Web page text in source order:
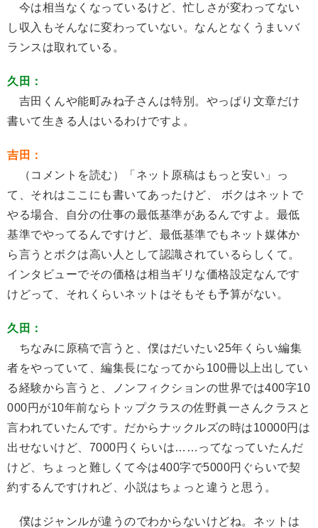
今は相当なくなっているけど、忙しさが変わってない
し収入もそんなに変わっていない。なんとなくうまいバ
ランスは取れている。
久田：
吉田くんや能町みね子さんは特別。やっぱり文章だけ
書いて生きる人はいるわけですよ。
吉田：
（コメントを読む）「ネット原稿はもっと安い」っ
て、それはここにも書いてあったけど、 ボクはネットで
やる場合、自分の仕事の最低基準があるんですよ。最低
基準でやってるんですけど、最低基準でもネット媒体か
ら言うとボクは高い人として認識されているらしくて。
インタビューでその価格は相当ギリな価格設定なんです
けどって、それくらいネットはそもそも予算がない。
久田：
ちなみに原稿で言うと、僕はだいたい25年くらい編集
者をやっていて、編集長になってから100冊以上出してい
る経験から言うと、ノンフィクションの世界では400字10
000円が10年前ならトップクラスの佐野眞一さんクラスと
言われていたんです。だからナックルズの時は10000円は
出せないけど、7000円くらいは……ってなっていたんだ
けど、ちょっと難しくて今は400字で5000円ぐらいで契
約するんですけれど、小説はちょっと違うと思う。
僕はジャンルが違うのでわからないけどね。ネットは